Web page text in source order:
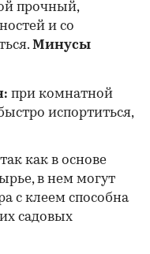
прочный,
и со
Минусы
при комнатной
испортиться,
так как в основе
в нем могут
с клеем способна
садовых